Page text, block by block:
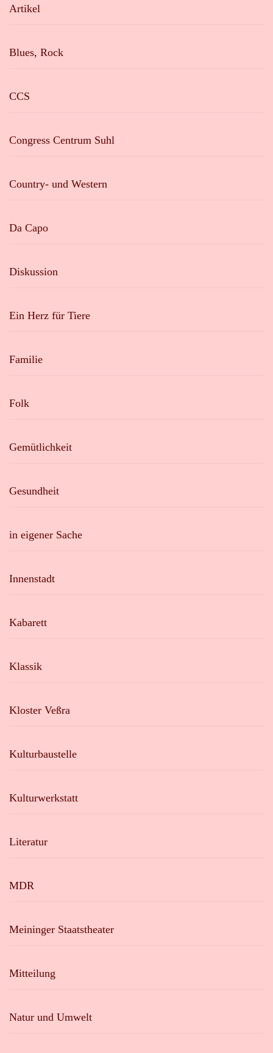
Artikel
Blues, Rock
CCS
Congress Centrum Suhl
Country- und Western
Da Capo
Diskussion
Ein Herz für Tiere
Familie
Folk
Gemütlichkeit
Gesundheit
in eigener Sache
Innenstadt
Kabarett
Klassik
Kloster Veßra
Kulturbaustelle
Kulturwerkstatt
Literatur
MDR
Meininger Staatstheater
Mitteilung
Natur und Umwelt